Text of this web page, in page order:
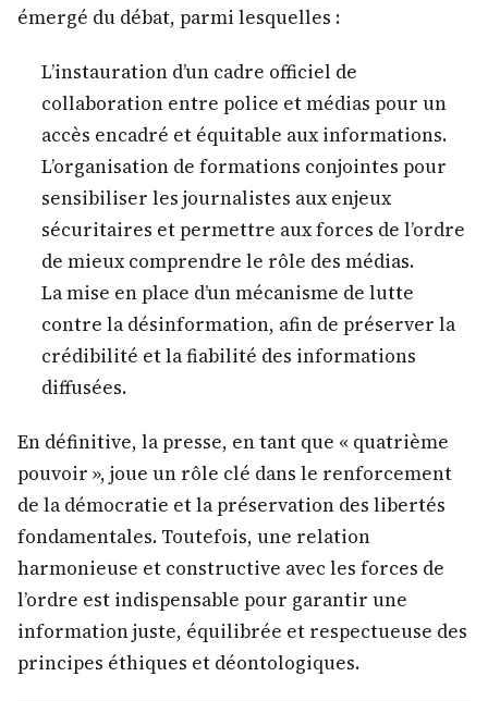
émergé du débat, parmi lesquelles :
L’instauration d’un cadre officiel de
collaboration entre police et médias pour un
accès encadré et équitable aux informations.
L’organisation de formations conjointes pour
sensibiliser les journalistes aux enjeux
sécuritaires et permettre aux forces de l’ordre
de mieux comprendre le rôle des médias.
La mise en place d’un mécanisme de lutte
contre la désinformation, afin de préserver la
crédibilité et la fiabilité des informations
diffusées.
En définitive, la presse, en tant que « quatrième
pouvoir », joue un rôle clé dans le renforcement
de la démocratie et la préservation des libertés
fondamentales. Toutefois, une relation
harmonieuse et constructive avec les forces de
l’ordre est indispensable pour garantir une
information juste, équilibrée et respectueuse des
principes éthiques et déontologiques.